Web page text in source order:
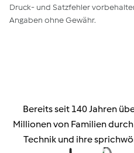
Druck- und Satzfehler
Angaben ohne Gewähr.
Bereits seit 140 Jahren
Millionen von Familien
Technik und ihre